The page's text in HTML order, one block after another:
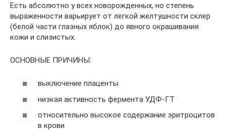
Есть абсолютно у всех новорожденных, но степень
выраженности варьирует от легкой желтушности склер
(белой части глазных яблок) до явного окрашивания
кожи и слизистых.
ОСНОВНЫЕ ПРИЧИНЫ:
выключение плаценты
низкая активность фермента УДФ-ГТ
относительно высокое содержание эритроцитов
в крови